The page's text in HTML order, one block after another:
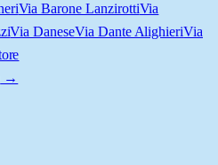
Via Barone LanzirottiVia
Via DaneseVia Dante AlighieriVia
→